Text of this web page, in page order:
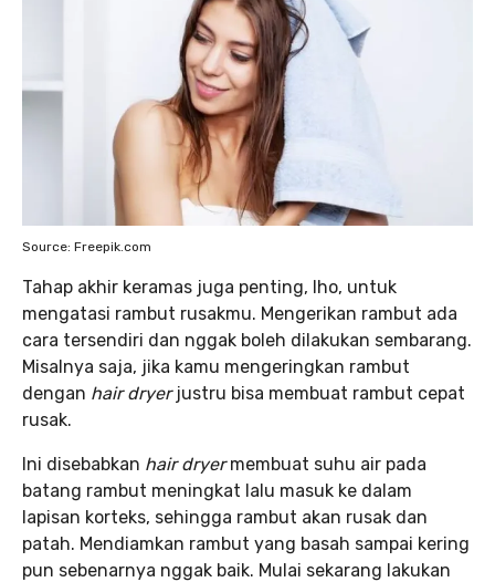
Source: Freepik.com
Tahap akhir keramas juga penting, lho, untuk
mengatasi rambut rusakmu. Mengerikan rambut ada
cara tersendiri dan nggak boleh dilakukan sembarang.
Misalnya saja, jika kamu mengeringkan rambut
dengan hair dryerjustru bisa membuat rambut cepat
rusak.
Ini disebabkan hair dryermembuat suhu air pada
batang rambut meningkat lalu masuk ke dalam
lapisan korteks, sehingga rambut akan rusak dan
patah. Mendiamkan rambut yang basah sampai kering
pun sebenarnya nggak baik. Mulai sekarang lakukan